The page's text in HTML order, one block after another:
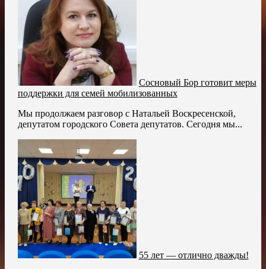
Сосновый Бор готовит меры
поддержки для семей мобилизованных
Мы продолжаем разговор с Натальей Воскресенской,
депутатом городского Совета депутатов. Сегодня мы...
55 лет — отлично дважды!